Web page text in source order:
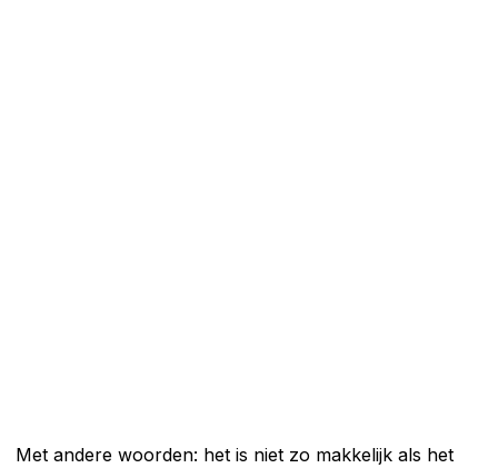
Met andere woorden: het is niet zo makkelijk als het